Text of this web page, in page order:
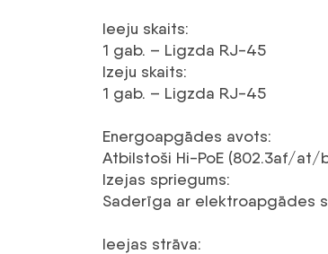
Ieeju skaits:
1 gab. – Ligzda RJ-45
Izeju skaits:
1 gab. – Ligzda RJ-45
Energoapgādes avots:
Atbilstoši Hi-PoE (802.3af/at/
Izejas spriegums:
Saderīga ar elektroapgādes
Ieejas strāva: